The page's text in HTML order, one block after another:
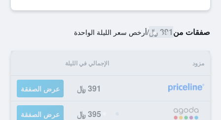
صفقات من391 ﷼ /أرخص سعر الليلة الواحدة
مزود الإجمالي في الليلة
391 ﷼ عرض الصفقة
395 ﷼ عرض الصفقة